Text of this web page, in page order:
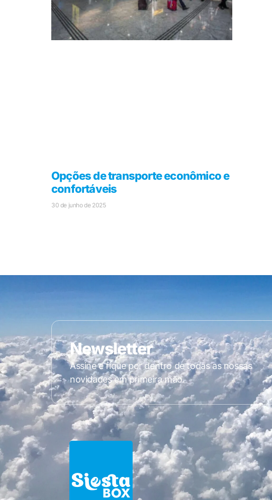
Opções de transporte econômico e
confortáveis
30 de junho de 2025
Newsletter
Assine e fique por dentro de todas as nossas
novidades em primeira mão.